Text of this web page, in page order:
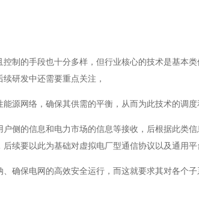
制的手段也十分多样，但行业核心的技术是基本
研发中还需要重点关注，
源网络，确保其供需的平衡，从而为此技术的调度
侧的信息和电力市场的信息等接收，后根据此类
续要以此为基础对虚拟电厂型通信协议以及通用平
确保电网的高效安全运行，而这就要求其对各个